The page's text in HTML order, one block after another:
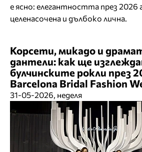
е ясно: елегантността през 2026
целенасочена и дълбоко лична.
Корсети, микадо и
дантели: как ще
булчинските рокли през
Barcelona Bridal Fashion
31-05-2026, неделя